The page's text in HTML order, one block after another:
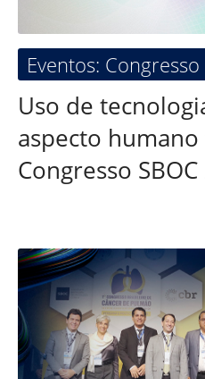
Eventos:
Uso de
aspecto
Congresso